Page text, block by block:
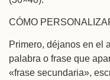
CÓMO
Primero, déjanos en el
palabra o frase que
«frase secundaria»,